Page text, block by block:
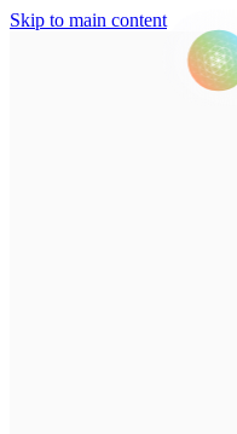
Skip to main content